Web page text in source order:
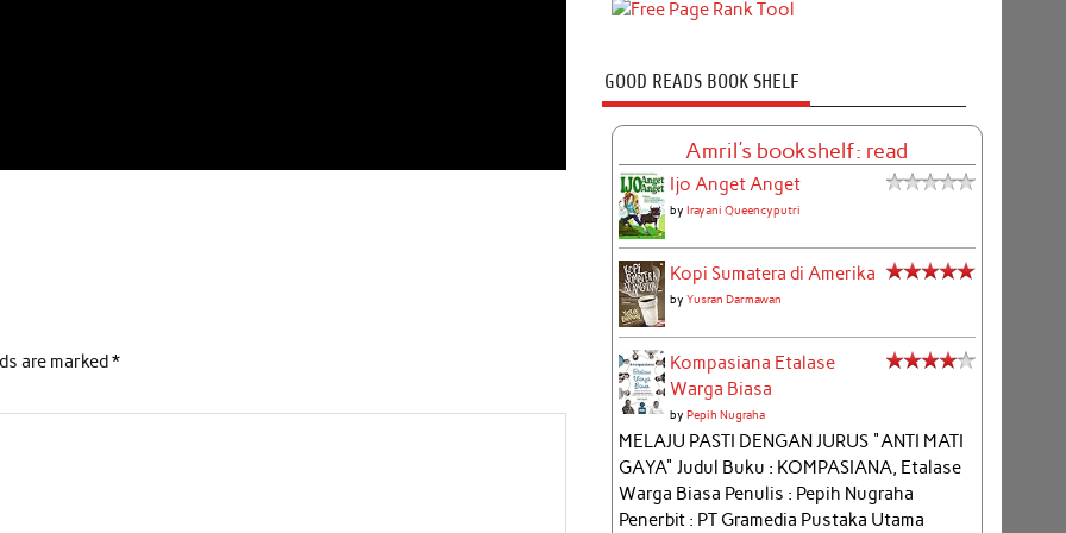
are marked*
GOOD READS BOOK SHELF
Amril's bookshelf: read
Ijo Anget Anget
by Irayani Queencyputri
Kopi Sumatera di Amerika
by Yusran Darmawan
Kompasiana Etalase
Warga Biasa
by Pepih Nugraha
MELAJU PASTI DENGAN JURUS "ANTI MATI
GAYA" Judul Buku : KOMPASIANA, Etalase
Warga Biasa Penulis : Pepih Nugraha
Penerbit : PT Gramedia Pustaka Utama